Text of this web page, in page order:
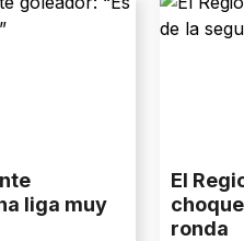
liga muy
El
ronda